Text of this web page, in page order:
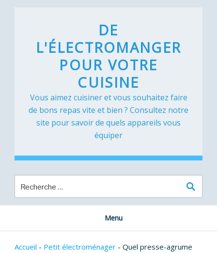
DE
L'ÉLECTROMANGER
POUR VOTRE
CUISINE
Vous aimez cuisiner et vous souhaitez faire
de bons repas vite et bien ? Consultez notre
site pour savoir de quels appareils vous
équiper
Menu
Accueil - Petit électroménager - Quel presse-agrume